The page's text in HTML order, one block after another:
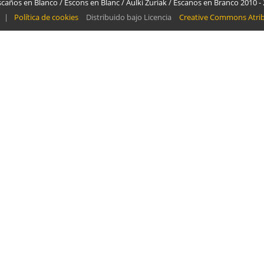
en Blanco / Escons en Blanc / Aulki Zuriak / Escanos en Branco 2010 -
| Política de cookies Distribuido bajo Licencia Creative Commons